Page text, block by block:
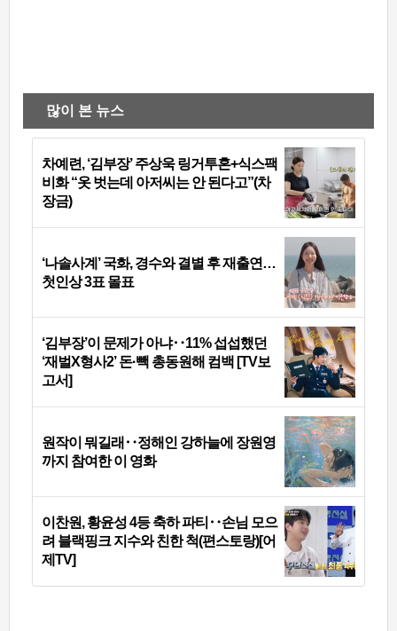
많이 본 뉴스
차예련, ‘김부장’ 주상욱 링거투혼+식스팩
비화 “옷 벗는데 아저씨는 안 된다고”(차
장금)
‘나솔사계’ 국화, 경수와 결별 후 재출연…
첫인상 3표 몰표
‘김부장’이 문제가 아냐‥11% 섭섭했던
‘재벌X형사2’ 돈·빽 총동원해 컴백 [TV보
고서]
원작이 뭐길래‥정해인 강하늘에 장원영
까지 참여한 이 영화
이찬원, 황윤성 4등 축하 파티‥손님 모으
려 블랙핑크 지수와 친한 척(편스토랑)[어
제TV]